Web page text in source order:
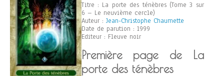
Titre : La porte des ténèbres (Tome 3 sur
6 – Le neuvième cercle)
Auteur : Jean-Christophe Chaumette
Date de parution : 1999
Editeur : Fleuve noir
Première page de La
porte des ténèbres